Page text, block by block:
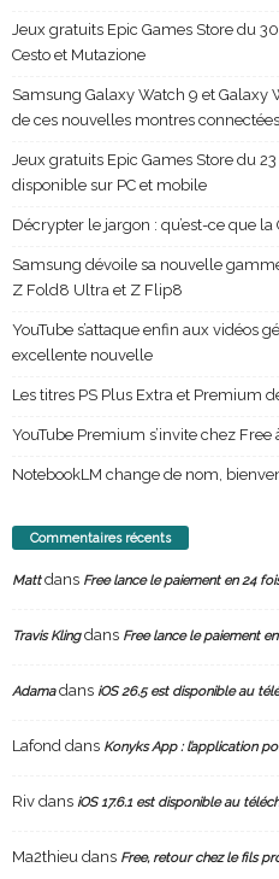
Jeux gratuits Epic Games Store du
Cesto et Mutazione
Samsung Galaxy Watch 9 et Galaxy
de ces nouvelles montres connectées
Jeux gratuits Epic Games Store du
disponible sur PC et mobile
Décrypter le jargon : qu’est-ce que la
Samsung dévoile sa nouvelle
Z Fold8 Ultra et Z Flip8
YouTube s’attaque enfin aux vidéos
excellente nouvelle
Les titres PS Plus Extra et Premium
YouTube Premium s’invite chez
NotebookLM change de nom,
Commentaires récents
Mattdans Free lance le paiement en 24
Travis Klingdans Free lance le paiement
Adamadans iOS 26.5 est disponible au
Lafond dans Konyks App : l’application
Riv dans iOS 17.6.1 est disponible au
Ma2thieu dans Free, retour chez le fils